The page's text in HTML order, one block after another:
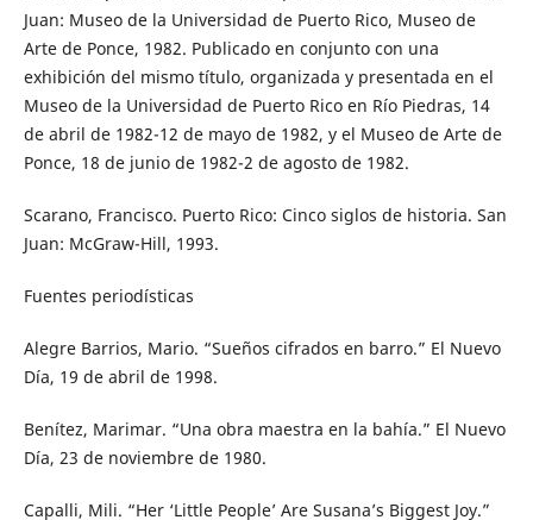
Juan: Museo de la Universidad de Puerto Rico, Museo de
Arte de Ponce, 1982. Publicado en conjunto con una
exhibición del mismo título, organizada y presentada en el
Museo de la Universidad de Puerto Rico en Río Piedras, 14
de abril de 1982-12 de mayo de 1982, y el Museo de Arte de
Ponce, 18 de junio de 1982-2 de agosto de 1982.
Scarano, Francisco. Puerto Rico: Cinco siglos de historia. San
Juan: McGraw-Hill, 1993.
Fuentes periodísticas
Alegre Barrios, Mario. “Sueños cifrados en barro.” El Nuevo
Día, 19 de abril de 1998.
Benítez, Marimar. “Una obra maestra en la bahía.” El Nuevo
Día, 23 de noviembre de 1980.
Capalli, Mili. “Her ‘Little People’ Are Susana’s Biggest Joy.”